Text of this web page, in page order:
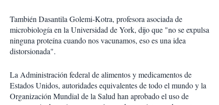
También Dasantila Golemi-Kotra, profesora asociada de
microbiología en la Universidad de York, dijo que "no se expulsa
ninguna proteína cuando nos vacunamos, eso es una idea
distorsionada".
La Administración federal de alimentos y medicamentos de
Estados Unidos, autoridades equivalentes de todo el mundo y la
Organización Mundial de la Salud han aprobado el uso de